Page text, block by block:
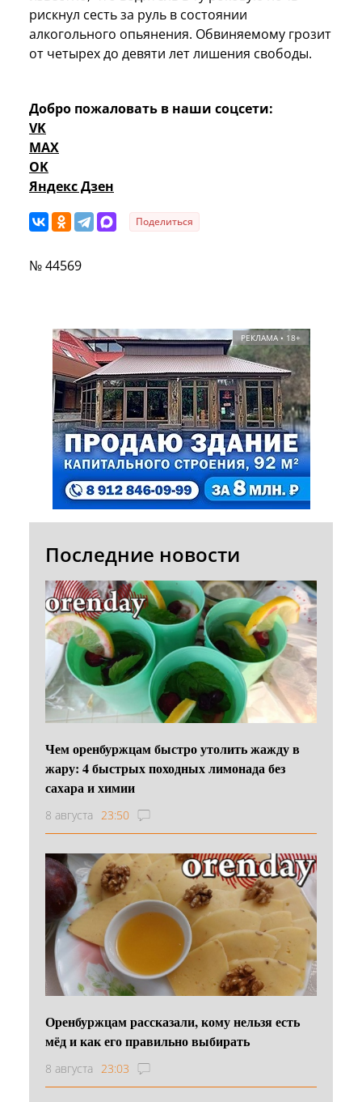
рискнул сесть за руль в состоянии
алкогольного опьянения. Обвиняемому грозит
от четырех до девяти лет лишения свободы.
Добро пожаловать в наши соцсети:
VK
MAX
OK
Яндекс Дзен
Поделиться
№ 44569
РЕКЛАМА • 18+
Последние новости
Чем оренбуржцам быстро утолить жажду в
жару: 4 быстрых походных лимонада без
сахара и химии
8 августа 23:50
Оренбуржцам рассказали, кому нельзя есть
мёд и как его правильно выбирать
8 августа 23:03